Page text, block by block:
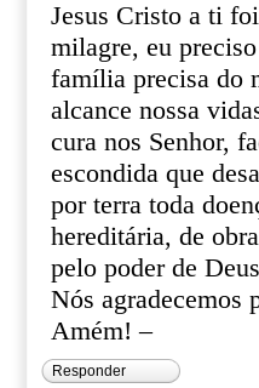
Jesus Cristo a ti
milagre, eu
família precisa do
alcance nossa
cura nos Senhor,
escondida que
por terra toda
hereditária, de
pelo poder de
Nós agradecemos
Amém! –
Responder